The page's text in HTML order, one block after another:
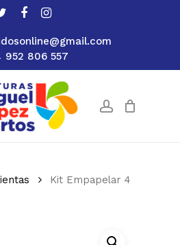
facebookinstagram
952 806 557
account
Kit Empapelar 4